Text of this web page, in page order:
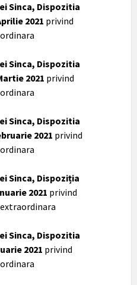
Sinca, Dispozitia
2021 privind
Sinca, Dispozitia
2021 privind
Sinca, Dispozitia
2021 privind
Sinca, Dispoziția
2021 privind
Sinca, Dispozitia
2021 privind